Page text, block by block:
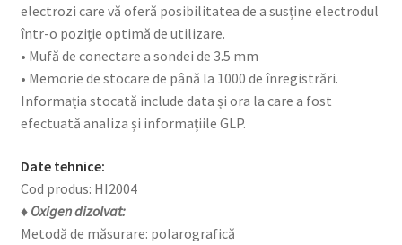
electrozi care vă oferă posibilitatea de a susține electrodul
într-o poziție optimă de utilizare.
• Mufă de conectare a sondei de 3.5 mm
• Memorie de stocare de până la 1000 de înregistrări.
Informația stocată include data și ora la care a fost
efectuată analiza și informațiile GLP.
Date tehnice:
Cod produs: HI2004
♦ Oxigen dizolvat:
Metodă de măsurare: polarografică